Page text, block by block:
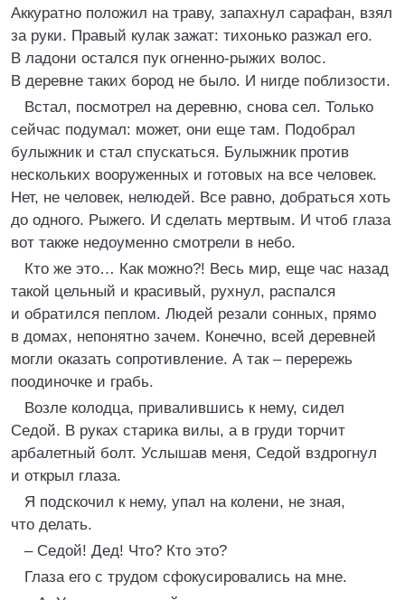
Аккуратно положил на траву, запахнул сарафан, взял
за руки. Правый кулак зажат: тихонько разжал его.
В ладони остался пук огненно-рыжих волос.
В деревне таких бород не было. И нигде поблизости.
Встал, посмотрел на деревню, снова сел. Только
сейчас подумал: может, они еще там. Подобрал
булыжник и стал спускаться. Булыжник против
нескольких вооруженных и готовых на все человек.
Нет, не человек, нелюдей. Все равно, добраться хоть
до одного. Рыжего. И сделать мертвым. И чтоб глаза
вот также недоуменно смотрели в небо.
Кто же это… Как можно?! Весь мир, еще час назад
такой цельный и красивый, рухнул, распался
и обратился пеплом. Людей резали сонных, прямо
в домах, непонятно зачем. Конечно, всей деревней
могли оказать сопротивление. А так – перережь
поодиночке и грабь.
Возле колодца, привалившись к нему, сидел
Седой. В руках старика вилы, а в груди торчит
арбалетный болт. Услышав меня, Седой вздрогнул
и открыл глаза.
Я подскочил к нему, упал на колени, не зная,
что делать.
– Седой! Дед! Что? Кто это?
Глаза его с трудом сфокусировались на мне.